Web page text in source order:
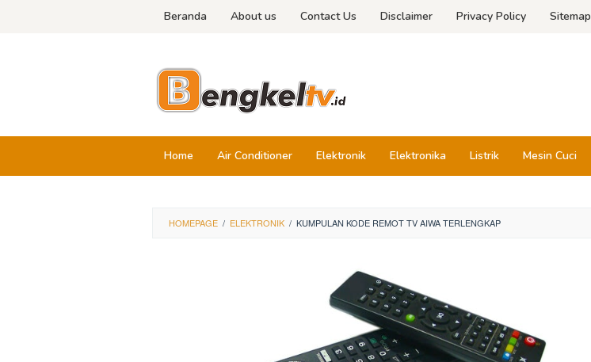
Beranda About us Contact Us Disclaimer Privacy Policy Sitemap
Home Air Conditioner Elektronik Elektronika Listrik Mesin Cuci
HOMEPAGE / ELEKTRONIK / KUMPULAN KODE REMOT TV AIWA TERLENGKAP